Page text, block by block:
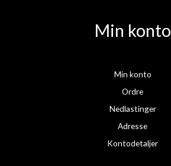
m
Min konto
Min konto
Ordre
Nedlastinger
Adresse
Kontodetaljer